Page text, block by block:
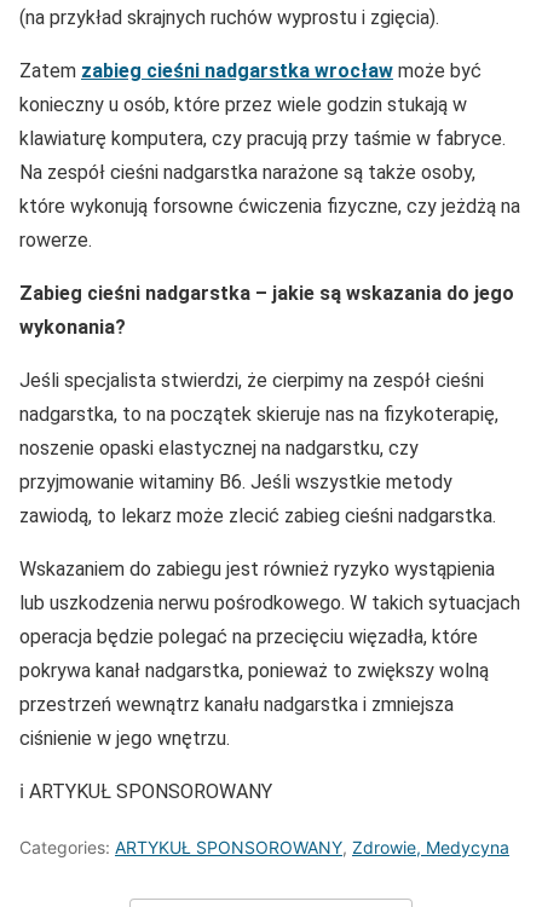
(na przykład skrajnych ruchów wyprostu i zgięcia).
Zatem zabieg cieśni nadgarstka wrocław może być
konieczny u osób, które przez wiele godzin stukają w
klawiaturę komputera, czy pracują przy taśmie w fabryce.
Na zespół cieśni nadgarstka narażone są także osoby,
które wykonują forsowne ćwiczenia fizyczne, czy jeżdżą na
rowerze.
Zabieg cieśni nadgarstka – jakie są wskazania do jego
wykonania?
Jeśli specjalista stwierdzi, że cierpimy na zespół cieśni
nadgarstka, to na początek skieruje nas na fizykoterapię,
noszenie opaski elastycznej na nadgarstku, czy
przyjmowanie witaminy B6. Jeśli wszystkie metody
zawiodą, to lekarz może zlecić zabieg cieśni nadgarstka.
Wskazaniem do zabiegu jest również ryzyko wystąpienia
lub uszkodzenia nerwu pośrodkowego. W takich sytuacjach
operacja będzie polegać na przecięciu więzadła, które
pokrywa kanał nadgarstka, ponieważ to zwiększy wolną
przestrzeń wewnątrz kanału nadgarstka i zmniejsza
ciśnienie w jego wnętrzu.
ℹ️ ARTYKUŁ SPONSOROWANY
Categories: ARTYKUŁ SPONSOROWANY, Zdrowie, Medycyna